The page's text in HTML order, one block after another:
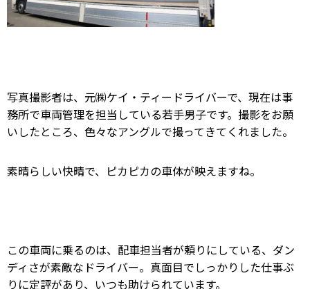
写真撮影者は、元㈱ケイ・ティードライバーで、現在は事
務所で車両管理を担当している若手男子です。 撮影をお願
いしたところ、色々なアングルで撮ってきてくれました。
素晴らしい快晴で、ピカピカの車体が映えますね。
この車両に乗るのは、配車担当者が頼りにしている、ダン
ディさが素敵なドライバー。真面目でしっかりした仕事ぶ
りに定評があり、いつも助けられています。